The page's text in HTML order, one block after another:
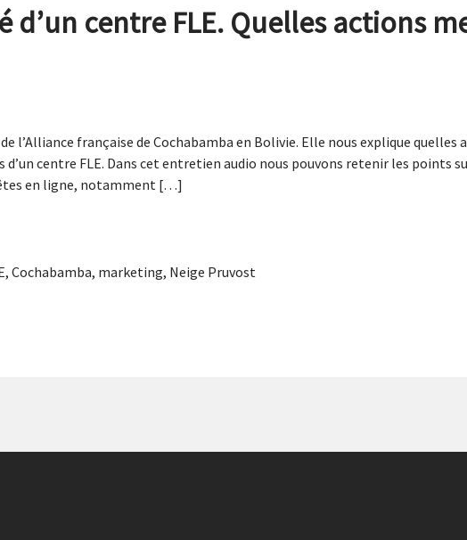
centre FLE. Quelles actions
l’Alliance française de Cochabamba en Bolivie. Elle nous explique
centre FLE. Dans cet entretien audio nous pouvons retenir les points
en ligne, notamment […]
, Cochabamba, marketing, Neige Pruvost